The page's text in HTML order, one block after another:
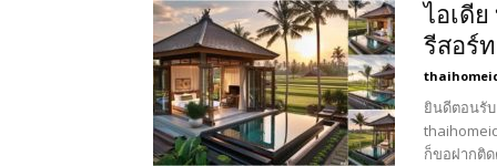
ไอเดี
รีสอร์ท
ยินดีตอนรั
ก็ขอฝากติด